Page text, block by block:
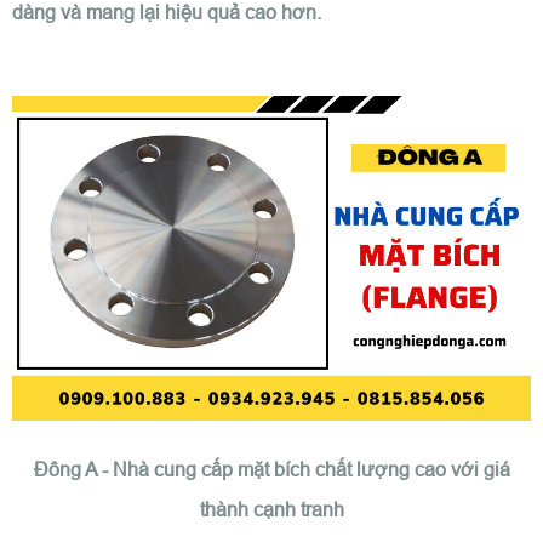
dàng và mang lại hiệu quả cao hơn.
Đông A - Nhà cung cấp mặt bích chất lượng cao với giá
thành cạnh tranh